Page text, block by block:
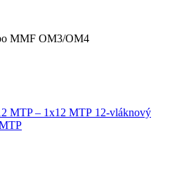
MMF OM3/OM4
12-vláknový